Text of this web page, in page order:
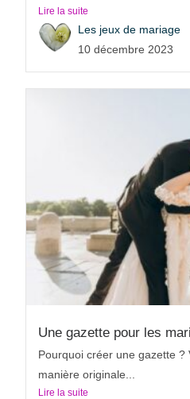
Lire la suite
Les jeux de mariage
10 décembre 2023
Une gazette pour les
Pourquoi créer une gazette ?
manière originale...
Lire la suite